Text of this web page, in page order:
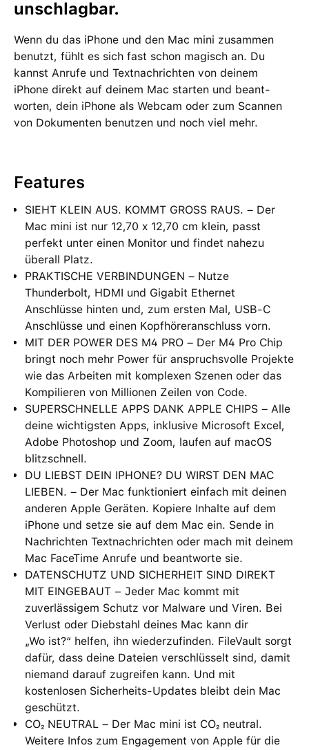
unschlagbar.
Wenn du das iPhone und den Mac mini zu­sam­men
benutzt, fühlt es sich fast schon magisch an. Du
kannst Anrufe und Text­nach­richten von deinem
iPhone direkt auf deinem Mac starten und beant­
worten, dein iPhone als Webcam oder zum Scannen
von Doku­menten be­nutzen und noch viel mehr.
Features
SIEHT KLEIN AUS. KOMMT GROSS RAUS. – Der
Mac mini ist nur 12,70 x 12,70 cm klein, passt
perfekt unter einen Monitor und findet nahezu
überall Platz.
PRAKTISCHE VERBINDUNGEN – Nutze
Thunderbolt, HDMI und Gigabit Ethernet
Anschlüsse hinten und, zum ersten Mal, USB‑C
Anschlüsse und einen Kopfhöreranschluss vorn.
MIT DER POWER DES M4 PRO – Der M4 Pro Chip
bringt noch mehr Power für anspruchsvolle Projekte
wie das Arbeiten mit komplexen Szenen oder das
Kompilieren von Millionen Zeilen von Code.
SUPERSCHNELLE APPS DANK APPLE CHIPS – Alle
deine wichtigsten Apps, inklusive Microsoft Excel,
Adobe Photoshop und Zoom, laufen auf macOS
blitzschnell.
DU LIEBST DEIN IPHONE? DU WIRST DEN MAC
LIEBEN. – Der Mac funktioniert einfach mit deinen
anderen Apple Geräten. Kopiere Inhalte auf dem
iPhone und setze sie auf dem Mac ein. Sende in
Nachrichten Textnachrichten oder mach mit deinem
Mac FaceTime Anrufe und beantworte sie.
DATENSCHUTZ UND SICHERHEIT SIND DIREKT
MIT EINGEBAUT − Jeder Mac kommt mit
zuverlässigem Schutz vor Malware und Viren. Bei
Verlust oder Diebstahl deines Mac kann dir
„Wo ist?“ helfen, ihn wiederzufinden. FileVault sorgt
dafür, dass deine Dateien verschlüsselt sind, damit
niemand darauf zugreifen kann. Und mit
kostenlosen Sicherheits-Updates bleibt dein Mac
geschützt.
CO₂ NEUTRAL – Der Mac mini ist CO₂ neutral.
Weitere Infos zum Engagement von Apple für die